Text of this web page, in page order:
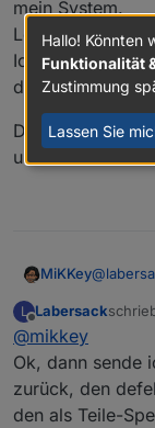
mein System.
Leider hab ich
Ich hatte drei
davon sind jetzt
Der dritte
unter Last.
MiKKey@
mein
Ich
davon
Der
L
Offline
Labersack
@mikkey
Ok, dann sende
zurück, den
den als Teile-
Hallo! Könnten
Funktionalität
Zustimmung
Lassen Sie